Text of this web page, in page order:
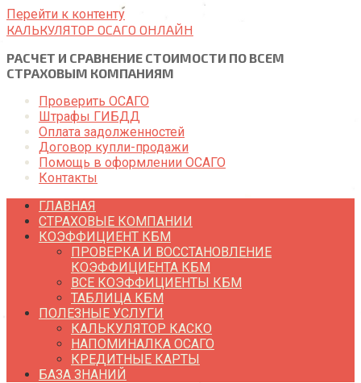
Перейти к контенту
КАЛЬКУЛЯТОР ОСАГО ОНЛАЙН
РАСЧЕТ И СРАВНЕНИЕ СТОИМОСТИ ПО ВСЕМ
СТРАХОВЫМ КОМПАНИЯМ
Проверить ОСАГО
Штрафы ГИБДД
Оплата задолженностей
Договор купли-продажи
Помощь в оформлении ОСАГО
Контакты
ГЛАВНАЯ
СТРАХОВЫЕ КОМПАНИИ
КОЭФФИЦИЕНТ КБМ
ПРОВЕРКА И ВОССТАНОВЛЕНИЕ
КОЭФФИЦИЕНТА КБМ
ВСЕ КОЭФФИЦИЕНТЫ КБМ
ТАБЛИЦА КБМ
ПОЛЕЗНЫЕ УСЛУГИ
КАЛЬКУЛЯТОР КАСКО
НАПОМИНАЛКА ОСАГО
КРЕДИТНЫЕ КАРТЫ
БАЗА ЗНАНИЙ